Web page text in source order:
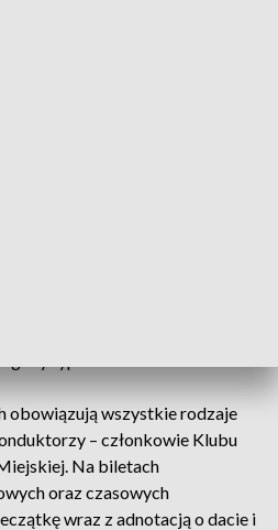
obowiązują wszystkie rodzaje
– członkowie Klubu
Na biletach
oraz czasowych
wraz z adnotacją o dacie i